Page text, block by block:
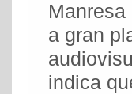
a gran
indica